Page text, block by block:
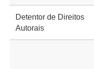
Detentor de Direitos
Autorais